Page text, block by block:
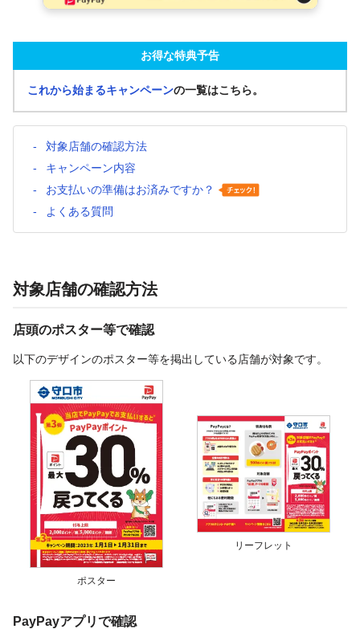
お得な特典予告
これから始まるキャンペーンの一覧はこちら。
対象店舗の確認方法
キャンペーン内容
お支払いの準備はお済みですか？
よくある質問
対象店舗の確認方法
店頭のポスター等で確認
以下のデザインのポスター等を掲出している店舗が対象です。
ポスター
リーフレット
PayPayアプリで確認